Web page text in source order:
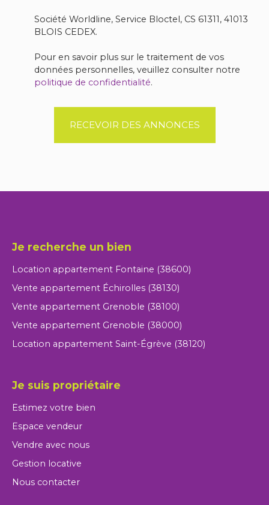
Société Worldline, Service Bloctel, CS 61311, 41013
BLOIS CEDEX.
Pour en savoir plus sur le traitement de vos
données personnelles, veuillez consulter notre
politique de confidentialité.
RECEVOIR DES ANNONCES
Je recherche un bien
Location appartement Fontaine (38600)
Vente appartement Échirolles (38130)
Vente appartement Grenoble (38100)
Vente appartement Grenoble (38000)
Location appartement Saint-Égrève (38120)
Je suis propriétaire
Estimez votre bien
Espace vendeur
Vendre avec nous
Gestion locative
Nous contacter